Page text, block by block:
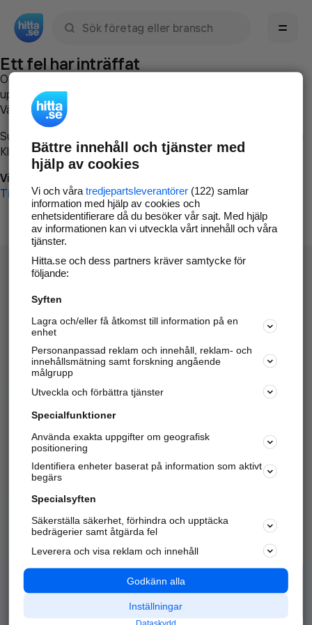
Ett fel har inträffat
Om du vill kan du
uppstod så att vi lättare och snabbare kan avhjälpa det.
Vänligen försök med följande:
Surfa till
Klicka påTillbaka-knappen i webbläsaren och försök igen
Vi beklagar besväret!
Till startsidan
Hitta.se - Gratis nummerupplysning.
Sök företag, personer och platser.
Hitta telefonnummer, adresser, företagsinfo mm.
Marknadsför företaget
Kom igång och annonsera mot
samarbetspartners nära dig.
Alla kategorier
Populära sökningar
API & Kartor
Annonsera
Integritet
Nödnummer
Bättre innehåll och tjänster med
hjälp av cookies
Vi och våra tredjepartsleverantörer(122) samlar
information med hjälp av cookies och
enhetsidentifierare då du besöker vår sajt. Med hjälp
av informationen kan vi utveckla vårt innehåll och våra
tjänster.
Hitta.se och dess partners kräver samtycke för
följande:
Syften
Lagra och/eller få åtkomst till information på en
enhet
Personanpassad reklam och innehåll, reklam- och
innehållsmätning samt forskning angående
målgrupp
Utveckla och förbättra tjänster
Specialfunktioner
Använda exakta uppgifter om geografisk
positionering
Identifiera enheter baserat på information som aktivt
begärs
Specialsyften
Säkerställa säkerhet, förhindra och upptäcka
bedrägerier samt åtgärda fel
Leverera och visa reklam och innehåll
Godkänn alla
Inställningar
Dataskydd